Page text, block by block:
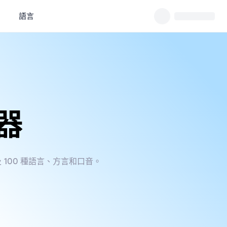
語言
種語言、方言和口音。